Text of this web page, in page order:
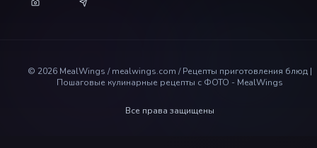
© 2026 MealWings / mealwings.com /Рецепты приготовления блюд |
Пошаговые кулинарные рецепты с ФОТО - MealWings
Все права защищены